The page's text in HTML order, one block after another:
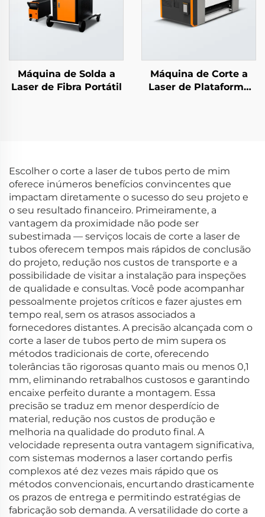
Máquina de Solda a
Laser de Fibra Portátil
Máquina de Corte a
Laser de Plataforma
Escolher o corte a laser de tubos perto de mim
oferece inúmeros benefícios convincentes que
impactam diretamente o sucesso do seu projeto e
o seu resultado financeiro. Primeiramente, a
vantagem da proximidade não pode ser
subestimada — serviços locais de corte a laser de
tubos oferecem tempos mais rápidos de conclusão
do projeto, redução nos custos de transporte e a
possibilidade de visitar a instalação para inspeções
de qualidade e consultas. Você pode acompanhar
pessoalmente projetos críticos e fazer ajustes em
tempo real, sem os atrasos associados a
fornecedores distantes. A precisão alcançada com o
corte a laser de tubos perto de mim supera os
métodos tradicionais de corte, oferecendo
tolerâncias tão rigorosas quanto mais ou menos 0,1
mm, eliminando retrabalhos custosos e garantindo
encaixe perfeito durante a montagem. Essa
precisão se traduz em menor desperdício de
material, redução nos custos de produção e
melhoria na qualidade do produto final. A
velocidade representa outra vantagem significativa,
com sistemas modernos a laser cortando perfis
complexos até dez vezes mais rápido que os
métodos convencionais, encurtando drasticamente
os prazos de entrega e permitindo estratégias de
fabricação sob demanda. A versatilidade do corte a